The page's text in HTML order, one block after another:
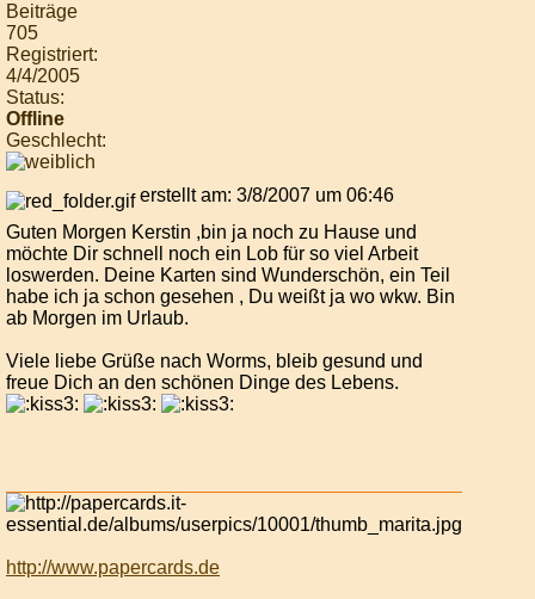
Beiträge
705
Registriert:
4/4/2005
Status:
Offline
Geschlecht:
erstellt am: 3/8/2007 um 06:46
Guten Morgen Kerstin ,bin ja noch zu Hause und
möchte Dir schnell noch ein Lob für so viel Arbeit
loswerden. Deine Karten sind Wunderschön, ein Teil
habe ich ja schon gesehen , Du weißt ja wo wkw. Bin
ab Morgen im Urlaub.
Viele liebe Grüße nach Worms, bleib gesund und
freue Dich an den schönen Dinge des Lebens.
http://www.papercards.de